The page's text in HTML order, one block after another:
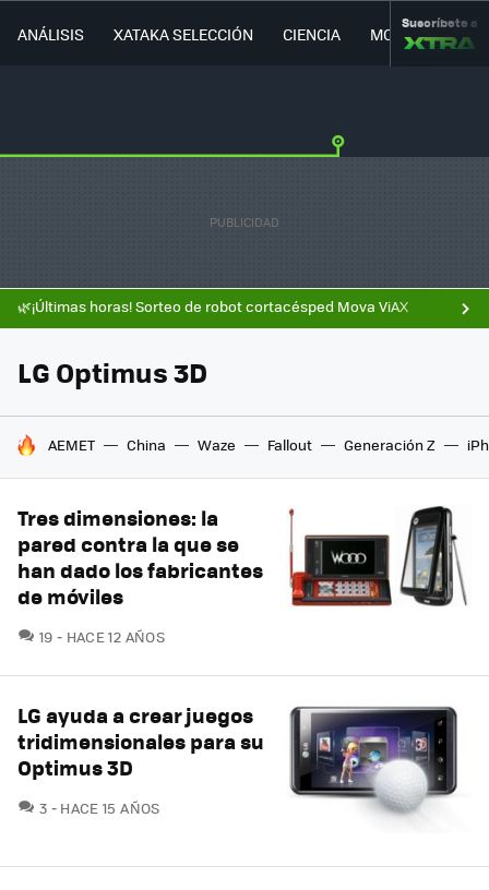
ANÁLISIS XATAKA SELECCIÓN CIENCIA MOVILIDAD
Suscríbete a
🌿¡Últimas horas! Sorteo de robot cortacésped Mova ViAX
LG Optimus 3D
HOY SE HABLA DE
AEMET China Waze Fallout Generación Z
Tres dimensiones: la
pared contra la que se
han dado los fabricantes
de móviles
19 COMENTARIOS
HACE 12 AÑOS
LG ayuda a crear juegos
tridimensionales para su
Optimus 3D
3 COMENTARIOS
HACE 15 AÑOS